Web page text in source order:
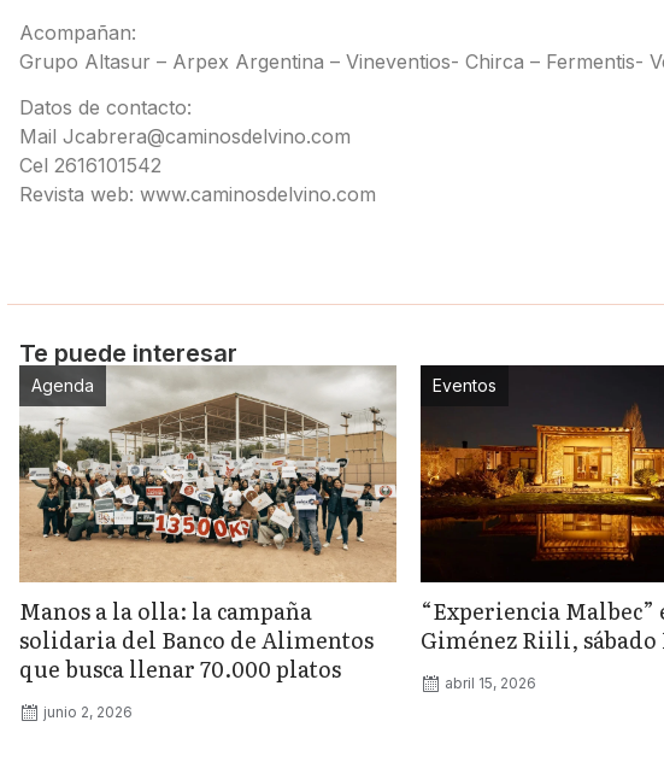
Acompañan:
Grupo Altasur – Arpex Argentina – Vineventios- Chirca – Fermentis-
Datos de contacto:
Mail Jcabrera@caminosdelvino.com
Cel 2616101542
Revista web: www.caminosdelvino.com
Te puede interesar
Agenda
Manos a la olla: la campaña
solidaria del Banco de Alimentos
que busca llenar 70.000 platos
junio 2, 2026
Eventos
“Experiencia Malbec”
Giménez Riili, sábado
abril 15, 2026